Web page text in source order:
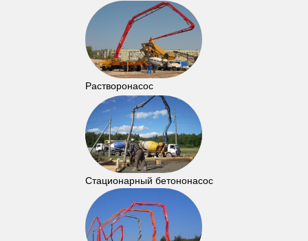
Растворонасос
Стационарный бетононасос